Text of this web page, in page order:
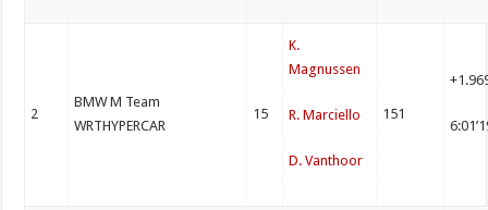
2
BMW M Team
WRTHYPERCAR
15
K.
Magnussen
R. Marciello
D. Vanthoor
151